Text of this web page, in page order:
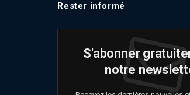
Rester informé
S'abonner
notre